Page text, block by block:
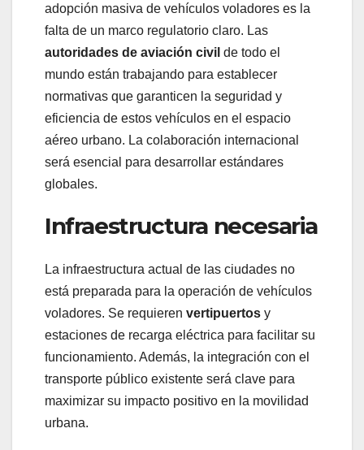
adopción masiva de vehículos voladores es la
falta de un marco regulatorio claro. Las
autoridades de aviación civil de todo el
mundo están trabajando para establecer
normativas que garanticen la seguridad y
eficiencia de estos vehículos en el espacio
aéreo urbano. La colaboración internacional
será esencial para desarrollar estándares
globales.
Infraestructura necesaria
La infraestructura actual de las ciudades no
está preparada para la operación de vehículos
voladores. Se requieren vertipuertos y
estaciones de recarga eléctrica para facilitar su
funcionamiento. Además, la integración con el
transporte público existente será clave para
maximizar su impacto positivo en la movilidad
urbana.